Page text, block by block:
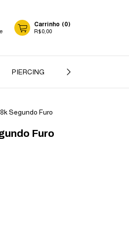
Carrinho (0)
R$0,00
PIERCING GARGANTILHA
Segundo Furo
Furo